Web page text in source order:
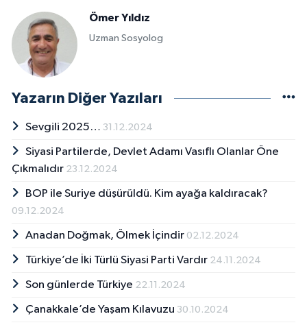
Ömer Yıldız
Uzman Sosyolog
Yazarın Diğer Yazıları
Sevgili 2025… 31.12.2024
Siyasi Partilerde, Devlet Adamı Vasıflı Olanlar Öne
Çıkmalıdır 23.12.2024
BOP ile Suriye düşürüldü. Kim ayağa kaldıracak?
09.12.2024
Anadan Doğmak, Ölmek İçindir 02.12.2024
Türkiye’de İki Türlü Siyasi Parti Vardır 24.11.2024
Son günlerde Türkiye 22.11.2024
Çanakkale’de Yaşam Kılavuzu 30.10.2024